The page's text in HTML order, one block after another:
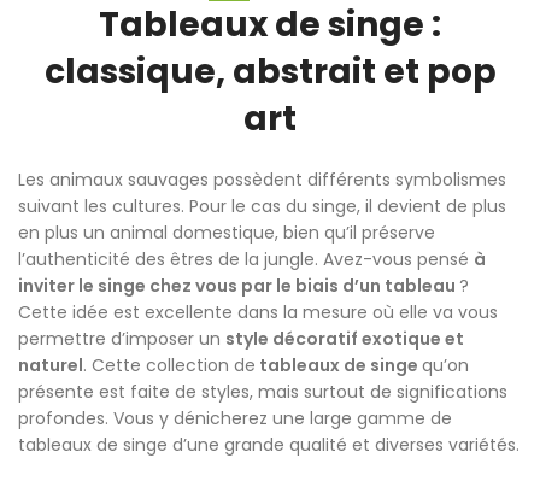
Tableaux de singe :
classique, abstrait et pop
art
Les animaux sauvages possèdent différents symbolismes
suivant les cultures. Pour le cas du singe, il devient de plus
en plus un animal domestique, bien qu’il préserve
l’authenticité des êtres de la jungle. Avez-vous pensé à
inviter le singe chez vous par le biais d’un tableau ?
Cette idée est excellente dans la mesure où elle va vous
permettre d’imposer un style décoratif exotique et
naturel. Cette collection de tableaux de singe qu’on
présente est faite de styles, mais surtout de significations
profondes. Vous y dénicherez une large gamme de
tableaux de singe d’une grande qualité et diverses variétés.